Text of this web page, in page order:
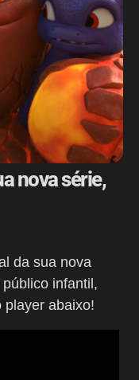
nova série,
da sua nova
infantil,
player abaixo!